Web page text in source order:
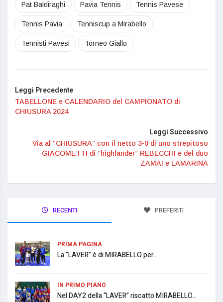
Pat Baldiraghi Pavia Tennis Tennis Pavese
Tennis Pavia Tenniscup a Mirabello
Tennisti Pavesi Torneo Giallo
Leggi Precedente
TABELLONE e CALENDARIO del CAMPIONATO di
CHIUSURA 2024
Leggi Successivo
Via al “CHIUSURA” con il netto 3-0 di uno strepitoso
GIACOMETTI di “highlander” REBECCHI e del duo
ZAMAI e LAMARINA
RECENTI PREFERITI
PRIMA PAGINA
La “LAVER” è di MIRABELLO per...
IN PRIMO PIANO
Nel DAY2 della “LAVER” riscatto MIRABELLO...